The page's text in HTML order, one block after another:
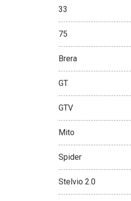
33
75
Brera
GT
GTV
Mito
Spider
Stelvio 2.0